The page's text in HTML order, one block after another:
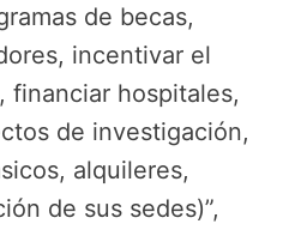
de becas,
incentivar el
financiar hospitales,
de investigación,
alquileres,
de sus sedes)”,